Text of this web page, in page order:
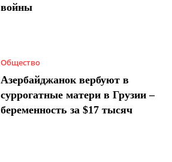
войны
Общество
Азербайджанок вербуют в
суррогатные матери в Грузии –
беременность за $17 тысяч